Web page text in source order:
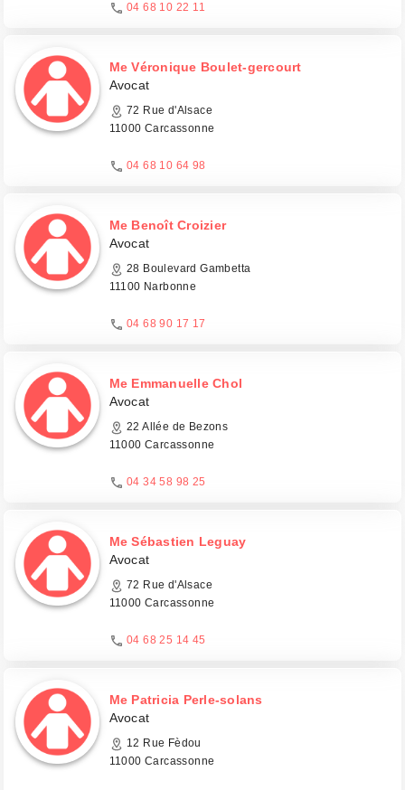
04 68 10 22 11
Me Véronique Boulet-gercourt
Avocat
72 Rue d'Alsace
11000 Carcassonne
04 68 10 64 98
Me Benoît Croizier
Avocat
28 Boulevard Gambetta
11100 Narbonne
04 68 90 17 17
Me Emmanuelle Chol
Avocat
22 Allée de Bezons
11000 Carcassonne
04 34 58 98 25
Me Sébastien Leguay
Avocat
72 Rue d'Alsace
11000 Carcassonne
04 68 25 14 45
Me Patricia Perle-solans
Avocat
12 Rue Fèdou
11000 Carcassonne